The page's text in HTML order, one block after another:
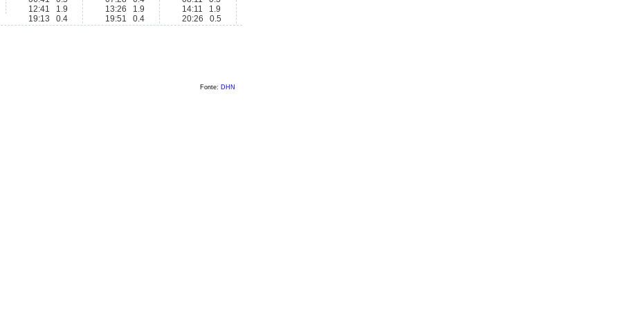
12:41 1.9
19:13 0.4
13:26 1.9
19:51 0.4
14:11 1.9
20:26 0.5
Fonte: DHN